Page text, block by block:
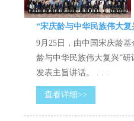
“宋庆龄与中华民族伟大
9月25日，由中国宋庆龄
龄与中华民族伟大复兴”
发表主旨讲话。 . . .
查看详细>>